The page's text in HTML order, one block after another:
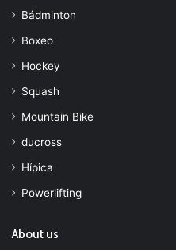
Bádminton
Boxeo
Hockey
Squash
Mountain Bike
ducross
Hípica
Powerlifting
About us